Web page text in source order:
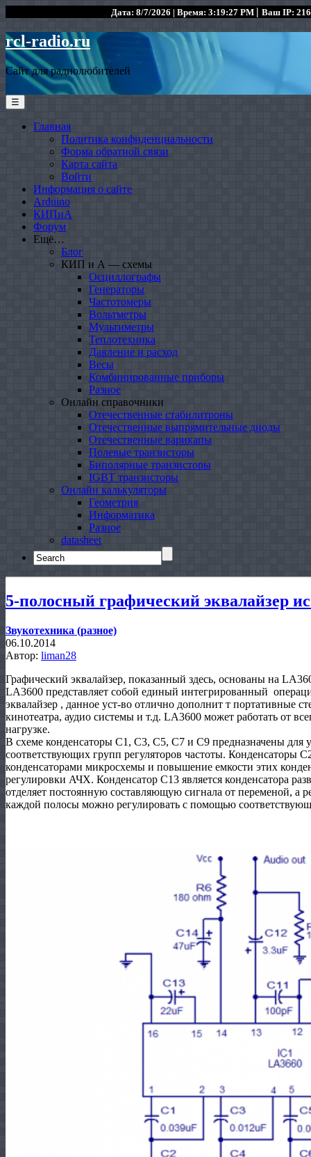
Дата: 8/7/2026 | Время: 3:19:27 PM | Ваш IP:
rcl-radio.ru
Сайт для радиолюбителей
☰
Главная
Политика конфиденциальности
Форма обратной связи
Карта сайта
Войти
Информация о сайте
Arduino
КИПиА
Форум
Ещё…
Блог
КИП и А — схемы
Осциллографы
Генераторы
Частотомеры
Вольтметры
Мультиметры
Теплотехника
Давление и расход
Весы
Комбинированные приборы
Разное
Онлайн справочники
Отечественные стабилитроны
Отечественные выпрямительные диоды
Отечественные варикапы
Полевые транзисторы
Биполярные транзисторы
IGBT транзисторы
Онлайн калькуляторы
Геометрия
Информатика
Разное
datasheet
Search
for:
5-полосный графический эквалайзер
Звукотехника (разное)
06.10.2014
Автор: liman28
Графический эквалайзер, показанный здесь, основаны на
LA3600 представляет собой единый интегрированный
эквалайзер , данное уст-во отлично дополнит т портативные
кинотеатра, аудио системы и т.д. LA3600 может работать от
нагрузке.
В схеме конденсаторы C1, C3, C5, C7 и C9 предназначены для
соответствующих групп регуляторов частоты. Конденсаторы
конденсаторами микросхемы и повышение емкости этих
регулировки АЧХ. Конденсатор C13 является конденсатора
отделяет постоянную составляющую сигнала от переменой, а
каждой полосы можно регулировать с помощью